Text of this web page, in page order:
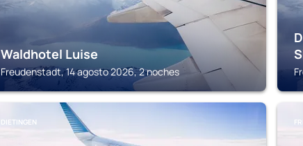
Waldhotel Luise
Freudenstadt, 14 agosto 2026, 2 noches
DIETINGEN